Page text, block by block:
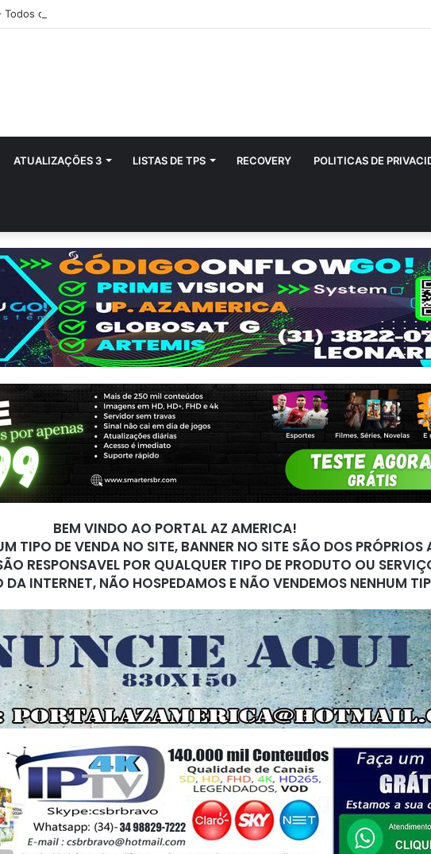
os Modelos de Receptores AZAMERICA
ATUALIZAÇÕES 3 LISTAS DE TPS RECOVERY POLITICAS DE
BEM VINDO AO PORTAL AZ AMERICA!
TIPO DE VENDA NO SITE, BANNER NO SITE SÃO DOS PRÓPRIOS
RESPONSAVEL POR QUALQUER TIPO DE PRODUTO OU
INTERNET, NÃO HOSPEDAMOS E NÃO VENDEMOS NENHUM